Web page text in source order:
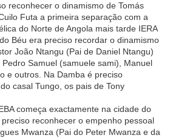
reconhecer o dinamismo de Tomás
Futa a primeira separação com a
do Norte de Angola mais tarde IERA
Béu era preciso recordar o dinamismo
João Ntangu (Pai de Daniel Ntangu)
Samuel (samuele sami), Manuel
e outros. Na Damba é preciso
casal Tungo, os pais de Tony
começa exactamente na cidade do
reconhecer o empenho pessoal
Mwanza (Pai do Peter Mwanza e da